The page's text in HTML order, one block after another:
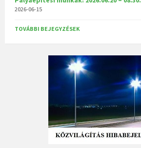
2026-06-15
TOVÁBBI BEJEGYZÉSEK